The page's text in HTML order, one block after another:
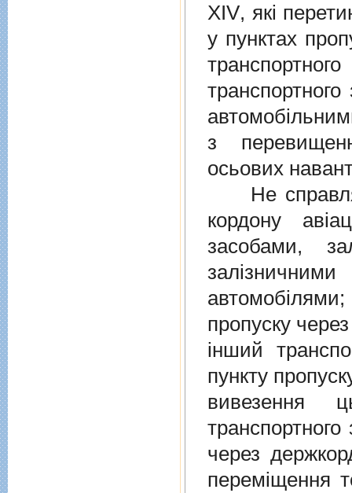
XIV, якi
у пунктах
з
осьових
Не
кордону
засобами,
залiзничними
пропуску
iнший
пункту
вивезення
через
перемiщення